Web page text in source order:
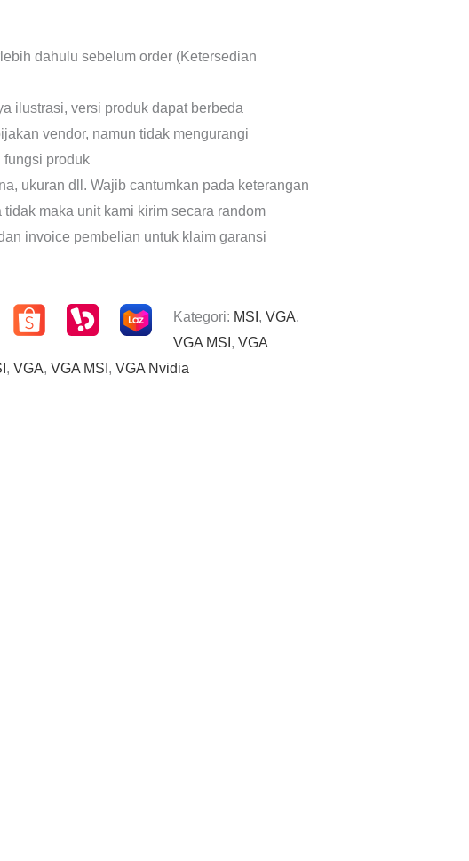
dahulu sebelum order (Ketersedian
ilustrasi, versi produk dapat berbeda
vendor, namun tidak mengurangi
fungsi produk
ukuran dll. Wajib cantumkan pada keterangan
tidak maka unit kami kirim secara random
invoice pembelian untuk klaim garansi
Kategori: MSI ,VGA,
VGA MSI ,VGA
,VGA,VGA MSI ,VGA Nvidia